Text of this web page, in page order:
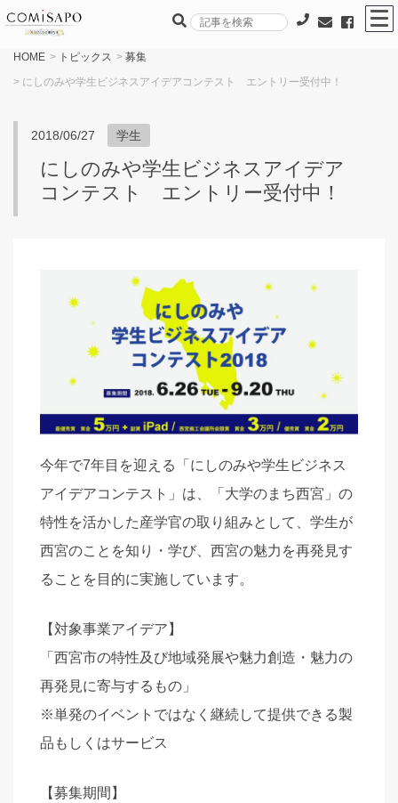
HOME > トピックス > 募集
> にしのみや学生ビジネスアイデアコンテスト エントリー受付中！
2018/06/27 学生
にしのみや学生ビジネスアイデア
コンテスト エントリー受付中！
今年で7年目を迎える「にしのみや学生ビジネス
アイデアコンテスト」は、「大学のまち西宮」の
特性を活かした産学官の取り組みとして、学生が
西宮のことを知り・学び、西宮の魅力を再発見す
ることを目的に実施しています。
【対象事業アイデア】
「西宮市の特性及び地域発展や魅力創造・魅力の
再発見に寄与するもの」
※単発のイベントではなく継続して提供できる製
品もしくはサービス
【募集期間】